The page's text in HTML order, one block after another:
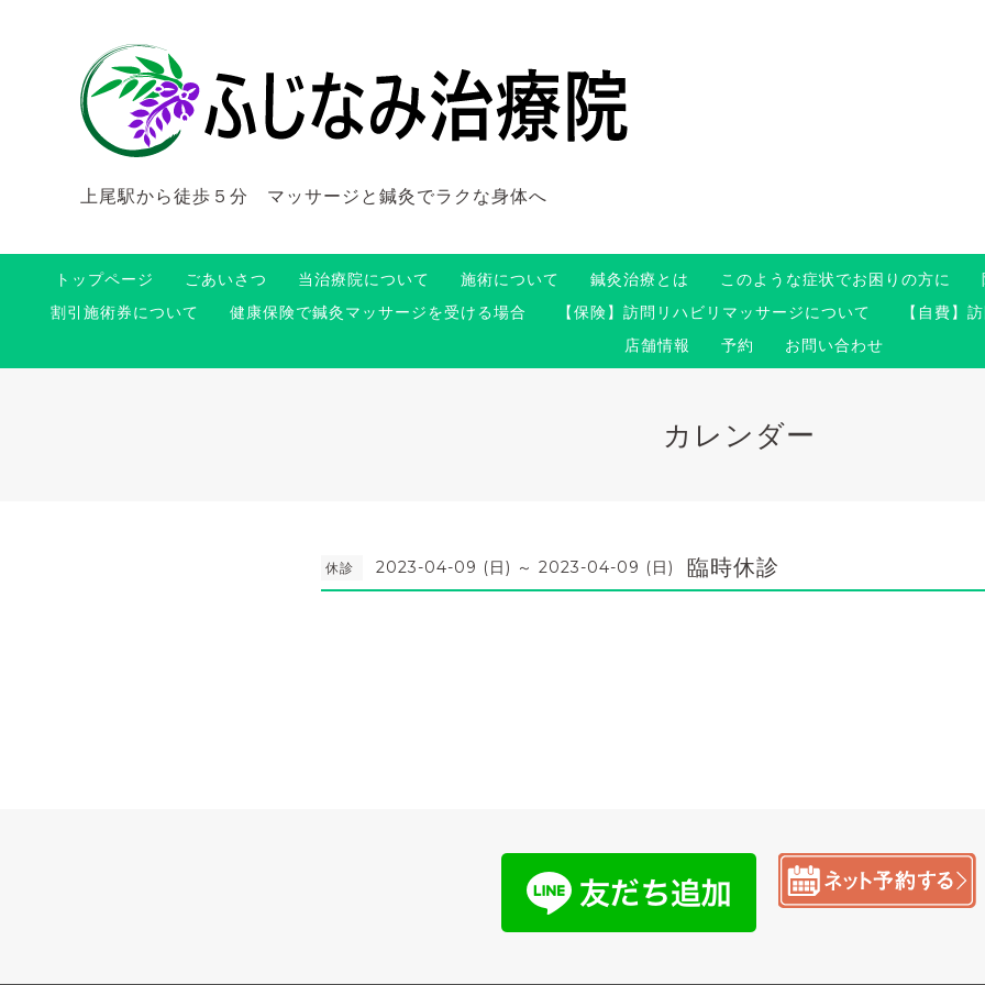
上尾駅から徒歩５分 マッサージと鍼灸でラクな身体へ
トップページ ごあいさつ 当治療院について 施術について 鍼灸治療とは このような症状でお困りの方に
割引施術券について
健康保険で鍼灸マッサージを受ける場合 【保険】訪問リハビリマッサージについて 【自費】
店舗情報
予約 お問い合わせ
カレンダー
休診 2023-04-09 (日) ～ 2023-04-09 (日) 臨時休診